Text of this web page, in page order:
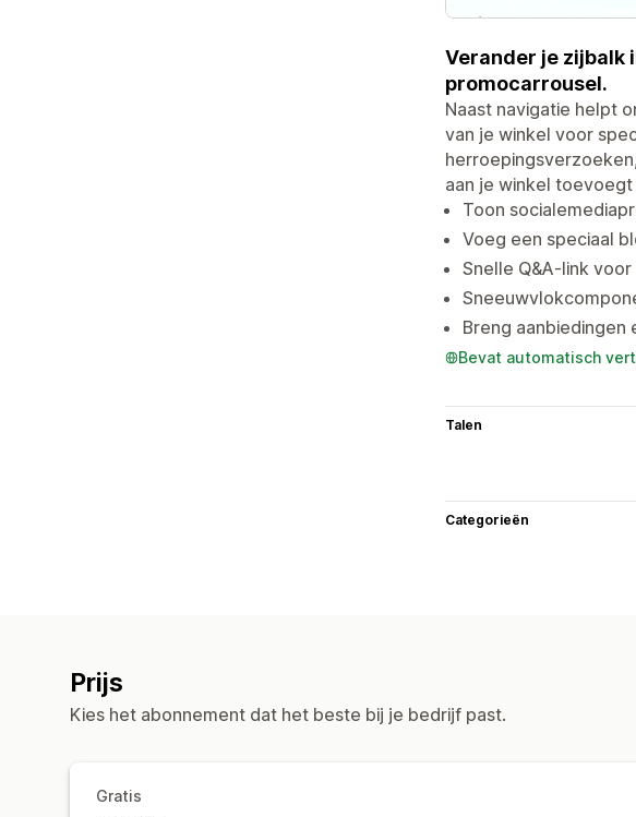
Verander je zijbalk
promocarrousel.
Naast navigatie helpt
van je winkel voor
aan je winkel
Toon
Voeg een speciaal
Snelle Q&A-link
Breng
Bevat automatisch
Talen
Categorieën
Prijs
Kies het abonnement dat het beste bij je bedrijf past.
Gratis